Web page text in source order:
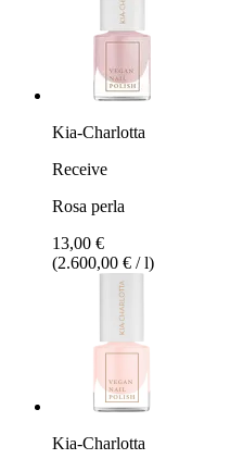
Kia-Charlotta
Receive
Rosa perla
13,00 €
(2.600,00 € / l)
Kia-Charlotta